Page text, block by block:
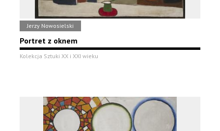
Jerzy Nowosielski
Portret z oknem
Kolekcja Sztuki XX i XXI wieku